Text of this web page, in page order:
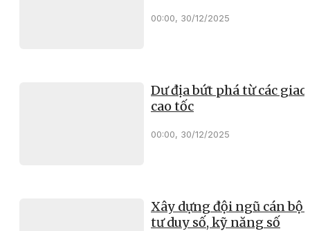
00:00, 30/12/2025
Dư địa bứt phá từ các
cao tốc
00:00, 30/12/2025
Xây dựng đội ngũ cán bộ
tư duy số, kỹ năng số